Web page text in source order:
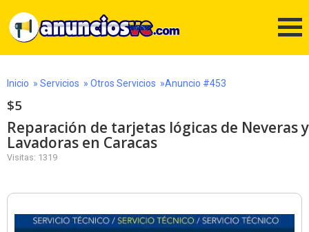
Inicio » Servicios » Otros Servicios »Anuncio #453
$5
Reparación de tarjetas lógicas de Neveras y
Lavadoras en Caracas
Visitas: 1319